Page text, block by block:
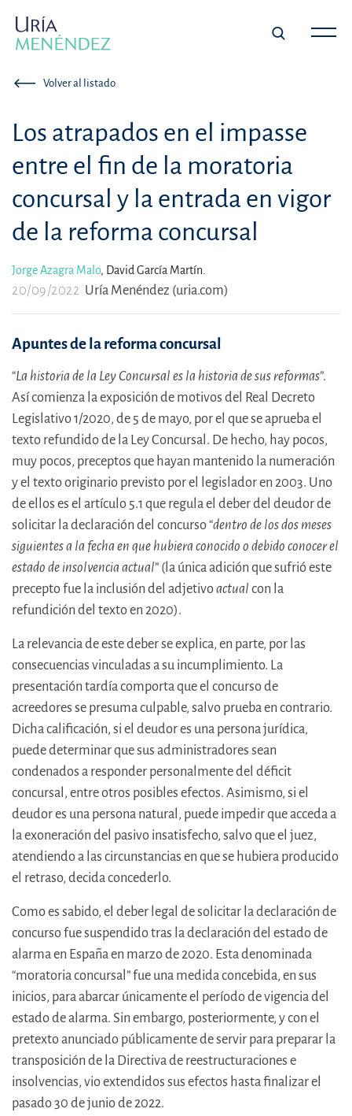
Volver al listado
Los atrapados en el impasse
entre el fin de la moratoria
concursal y la entrada en vigor
de la reforma concursal
Jorge Azagra Malo, David García Martín.
20/09/2022 Uría Menéndez (uria.com)
Apuntes de la reforma concursal
“La historia de la Ley Concursal es la historia de sus reformas”.
Así comienza la exposición de motivos del Real Decreto
Legislativo 1/2020, de 5 de mayo, por el que se aprueba el
texto refundido de la Ley Concursal. De hecho, hay pocos,
muy pocos, preceptos que hayan mantenido la numeración
y el texto originario previsto por el legislador en 2003. Uno
de ellos es el artículo 5.1 que regula el deber del deudor de
solicitar la declaración del concurso “dentro de los dos meses
siguientes a la fecha en que hubiera conocido o debido conocer el
estado de insolvencia actual” (la única adición que sufrió este
precepto fue la inclusión del adjetivoactual con la
refundición del texto en 2020).
La relevancia de este deber se explica, en parte, por las
consecuencias vinculadas a su incumplimiento. La
presentación tardía comporta que el concurso de
acreedores se presuma culpable, salvo prueba en contrario.
Dicha calificación, si el deudor es una persona jurídica,
puede determinar que sus administradores sean
condenados a responder personalmente del déficit
concursal, entre otros posibles efectos. Asimismo, si el
deudor es una persona natural, puede impedir que acceda a
la exoneración del pasivo insatisfecho, salvo que el juez,
atendiendo a las circunstancias en que se hubiera producido
el retraso, decida concederlo.
Como es sabido, el deber legal de solicitar la declaración de
concurso fue suspendido tras la declaración del estado de
alarma en España en marzo de 2020. Esta denominada
“moratoria concursal” fue una medida concebida, en sus
inicios, para abarcar únicamente el período de vigencia del
estado de alarma. Sin embargo, posteriormente, y con el
pretexto anunciado públicamente de servir para preparar la
transposición de la Directiva de reestructuraciones e
insolvencias, vio extendidos sus efectos hasta finalizar el
pasado 30 de junio de 2022.